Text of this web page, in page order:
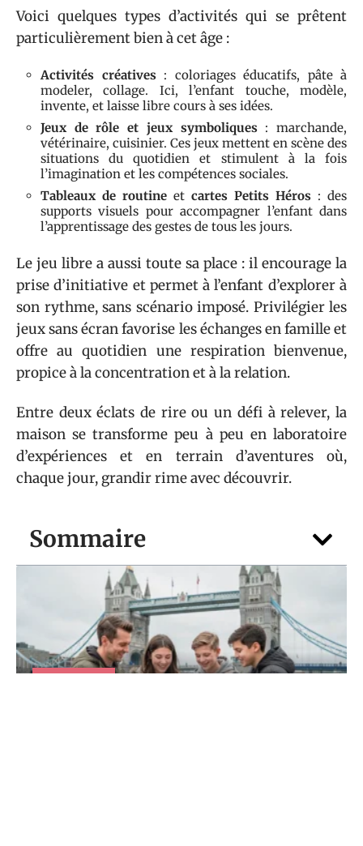
Sommaire
VOTRE FOYER
Voici quelques types d’activités qui se prêtent
particulièrement bien à cet âge :
Activités créatives: coloriages éducatifs, pâte à
modeler, collage. Ici, l’enfant touche, modèle,
invente, et laisse libre cours à ses idées.
Jeux de rôle et jeux symboliques: marchande,
vétérinaire, cuisinier. Ces jeux mettent en scène des
situations du quotidien et stimulent à la fois
l’imagination et les compétences sociales.
Tableaux de routine et cartes Petits Héros : des
supports visuels pour accompagner l’enfant dans
l’apprentissage des gestes de tous les jours.
Le jeu libre a aussi toute sa place : il encourage la
prise d’initiative et permet à l’enfant d’explorer à
son rythme, sans scénario imposé. Privilégier les
jeux sans écran favorise les échanges en famille et
offre au quotidien une respiration bienvenue,
propice à la concentration et à la relation.
Entre deux éclats de rire ou un défi à relever, la
maison se transforme peu à peu en laboratoire
d’expériences et en terrain d’aventures où,
chaque jour, grandir rime avec découvrir.